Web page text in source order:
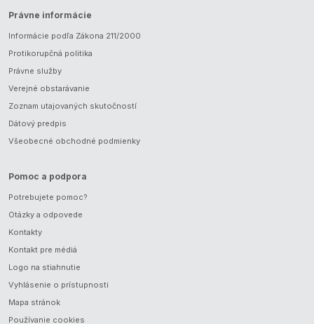
Právne informácie
Informácie podľa Zákona 211/2000
Protikorupčná politika
Právne služby
Verejné obstarávanie
Zoznam utajovaných skutočností
Dátový predpis
Všeobecné obchodné podmienky
Pomoc a podpora
Potrebujete pomoc?
Otázky a odpovede
Kontakty
Kontakt pre médiá
Logo na stiahnutie
Vyhlásenie o prístupnosti
Mapa stránok
Používanie cookies